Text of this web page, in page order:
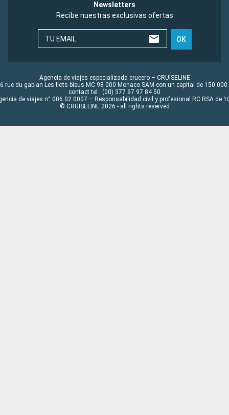
Newsletters
Recibe nuestras exclusivas ofertas
TU EMAIL OK
Agencia de viajes especializada crucero – CRUISELINE
rue du gabian Les flots bleus MC 98 000 Monaco SAM con un capital de 150 000
contact tel : (00) 377 97 97 84 50
de viajes n° 006 02 0007 – Responsabilidad civil y profesional RC RSA de
© CRUISELINE 2026 - all rights reserved